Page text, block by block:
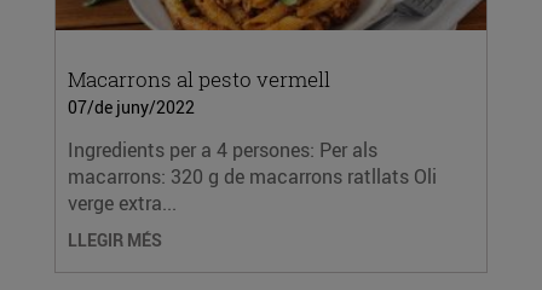
Macarrons al pesto vermell
07/de juny/2022
Ingredients per a 4 persones: Per als
macarrons: 320 g de macarrons ratllats Oli
verge extra...
LLEGIR MÉS